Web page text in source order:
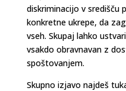
diskriminacijo v središču
konkretne ukrepe, da
vseh. Skupaj lahko
vsakdo obravnavan z
spoštovanjem.
Skupno izjavo najdeš